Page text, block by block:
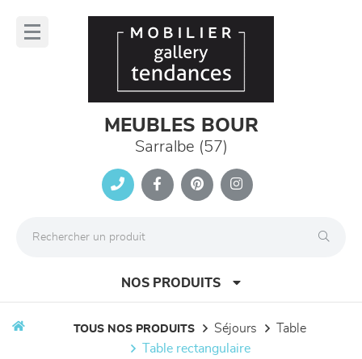
MEUBLES BOUR
Sarralbe (57)
NOS PRODUITS
TOUS NOS PRODUITS séjours
table
table rectangulaire